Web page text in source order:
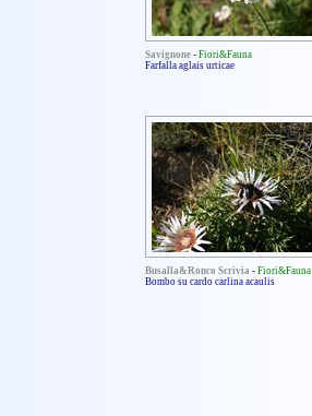
Savignone - Fiori&Fauna
Farfalla aglais urticae
Busalla&Ronco Scrivia - Fiori&Fauna
Bombo su cardo carlina acaulis